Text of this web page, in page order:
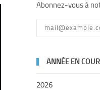
Abonnez-vous à
ANNÉE EN
2026